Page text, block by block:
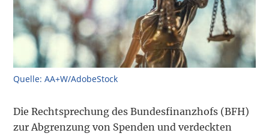
Quelle: AA+W/AdobeStock
Die Rechtsprechung des Bundesfinanzhofs (BFH)
zur Abgrenzung von Spenden und verdeckten